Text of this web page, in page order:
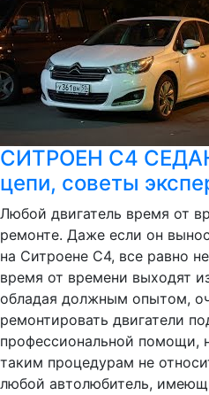
СИТРОЕН С4
цепи, советы
Любой двигатель время от
ремонте. Даже если он
на Ситроене С4, все равно
время от времени выходят
обладая должным опытом,
ремонтировать двигатели
профессиональной помощи,
таким процедурам не
любой автолюбитель,